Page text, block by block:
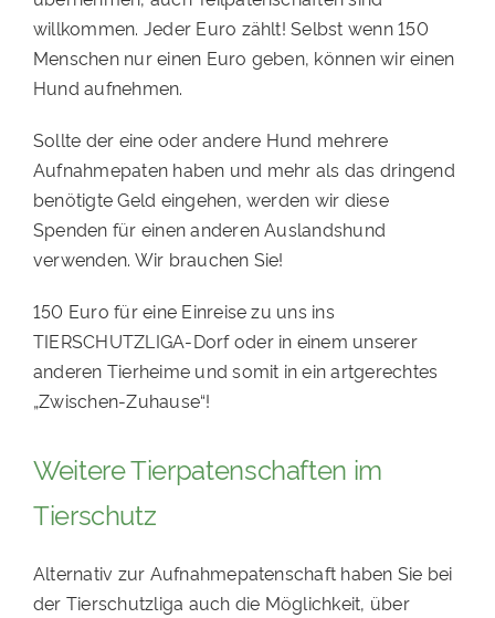
willkommen. Jeder Euro zählt! Selbst wenn 150
Menschen nur einen Euro geben, können wir einen
Hund aufnehmen.
Sollte der eine oder andere Hund mehrere
Aufnahmepaten haben und mehr als das dringend
benötigte Geld eingehen, werden wir diese
Spenden für einen anderen Auslandshund
verwenden. Wir brauchen Sie!
150 Euro für eine Einreise zu uns ins
TIERSCHUTZLIGA-Dorf oder in einem unserer
anderen Tierheime und somit in ein artgerechtes
„Zwischen-Zuhause“!
Weitere Tierpatenschaften im
Tierschutz
Alternativ zur Aufnahmepatenschaft haben Sie bei
der Tierschutzliga auch die Möglichkeit, über